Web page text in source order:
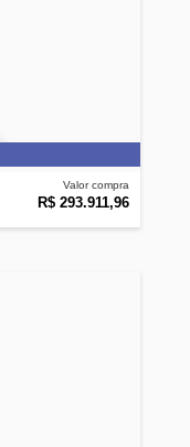
Valor compra
R$ 293.911,96